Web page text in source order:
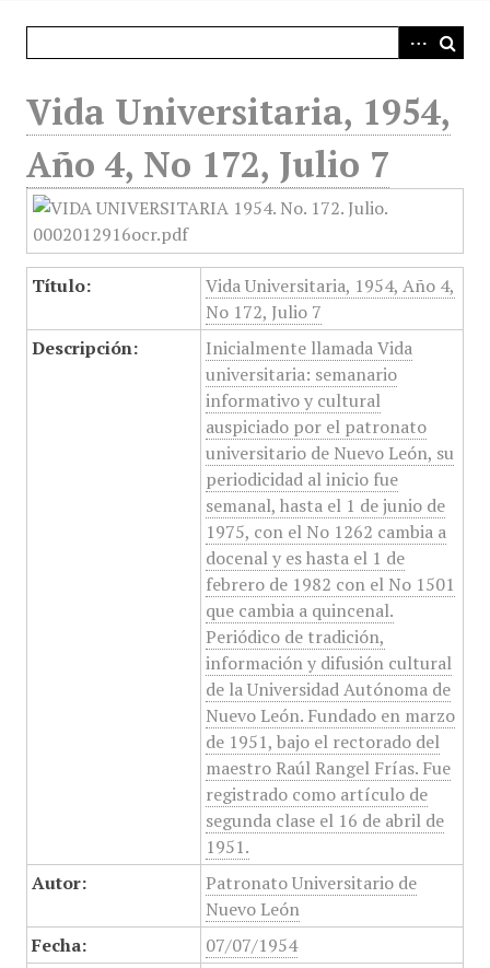
Vida Universitaria, 1954,
Año 4, No 172, Julio 7
Título:
Vida Universitaria, 1954, Año 4,
No 172, Julio 7
Descripción:
Inicialmente llamada Vida
universitaria: semanario
informativo y cultural
auspiciado por el patronato
universitario de Nuevo León, su
periodicidad al inicio fue
semanal, hasta el 1 de junio de
1975, con el No 1262 cambia a
docenal y es hasta el 1 de
febrero de 1982 con el No 1501
que cambia a quincenal.
Periódico de tradición,
información y difusión cultural
de la Universidad Autónoma de
Nuevo León. Fundado en marzo
de 1951, bajo el rectorado del
maestro Raúl Rangel Frías. Fue
registrado como artículo de
segunda clase el 16 de abril de
1951.
Autor:
Patronato Universitario de
Nuevo León
Fecha:
07/07/1954